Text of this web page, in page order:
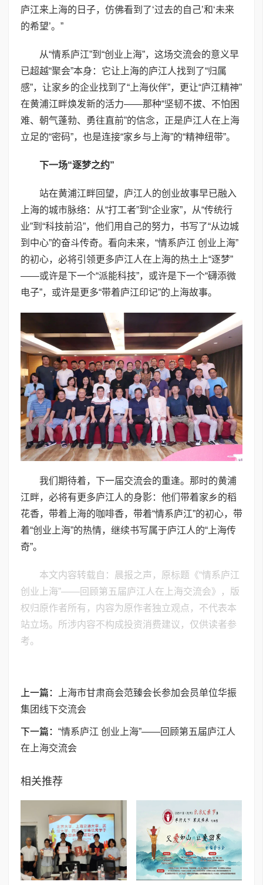
庐江来上海的日子，仿佛看到了‘过去的自己’和‘未来
的希望’。”
从“情系庐江”到“创业上海”，这场交流会的意义早
已超越“聚会”本身：它让上海的庐江人找到了“归属
感”，让家乡的企业找到了“上海伙伴”，更让“庐江精神”
在黄浦江畔焕发新的活力——那种“坚韧不拔、不怕困
难、朝气蓬勃、勇往直前”的信念，正是庐江人在上海
立足的“密码”，也是连接“家乡与上海”的“精神纽带”。
下一场“逐梦之约”
站在黄浦江畔回望，庐江人的创业故事早已融入
上海的城市脉络：从“打工者”到“企业家”，从“传统行
业”到“科技前沿”，他们用自己的努力，书写了“从边城
到中心”的奋斗传奇。看向未来，“情系庐江 创业上海”
的初心，必将引领更多庐江人在上海的热土上“逐梦”
——或许是下一个“派能科技”，或许是下一个“礴添微
电子”，或许是更多“带着庐江印记”的上海故事。
我们期待着，下一届交流会的重逢。那时的黄浦
江畔，必将有更多庐江人的身影：他们带着家乡的稻
花香，带着上海的咖啡香，带着“情系庐江”的初心，带
着“创业上海”的热情，继续书写属于庐江人的“上海传
奇”。
本文内容转载自：晨报之声，原标题《“情系庐江
创业上海”——回顾第五届庐江人在上海交流会》，版
权归原作者所有，内容为原作者独立观点，不代表本
站立场。所涉内容不构成投资消费建议，仅供读者参
考。
上一篇：
上海市甘肃商会范臻会长参加会员单位华振
集团线下交流会
下一篇： “情系庐江 创业上海”——回顾第五届庐江人
在上海交流会
相关推荐